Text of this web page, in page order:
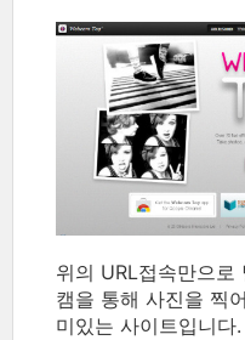
위의 URL접속만으로
캠을 통해 사진을 찍
미있는 사이트입니다.